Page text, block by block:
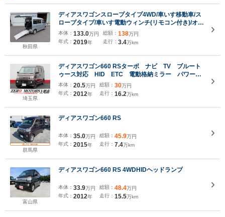
秋田県
ディアスワゴンスロープタイプ4WD/車いす移動車/ス
ロープタイプ/車いす電動ウィンチ(リモコン付き)/オー
トエアコン/キーレスエントリー/オートハイビーム/禁
煙車/横滑り防止装置/ホイール付きスタッドレス
(VRX3)
本体： 133.0万円
年式： 2019年
総額： 138万円
走行： 3.4万km
埼玉県
ディアスワゴン660 RSターボ ナビ TV ブルート
ゥース対応 HID ETC 電動格納ミラー パワーウ
ィンドウ
本体： 20.5万円
年式： 2012年
総額： 30万円
走行： 16.2万km
群馬県
ディアスワゴン660 RS
本体： 35.0万円
年式： 2015年
総額： 45.9万円
走行： 7.4万km
富山県
ディアスワゴン660 RS 4WDHIDヘッドランプ
本体： 33.9万円
年式： 2012年
総額： 48.4万円
走行： 15.5万km